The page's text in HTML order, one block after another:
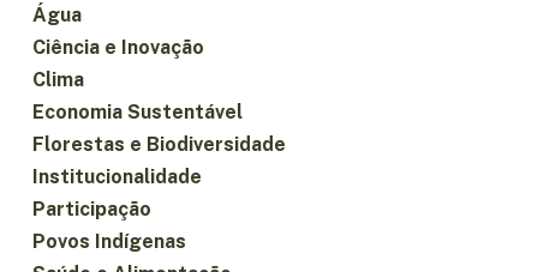
Água
Ciência e Inovação
Clima
Economia Sustentável
Florestas e Biodiversidade
Institucionalidade
Participação
Povos Indígenas